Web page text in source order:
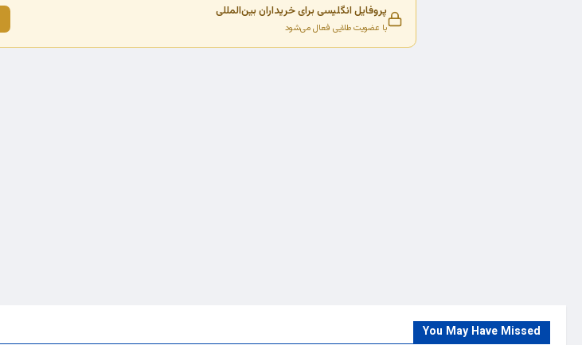
پروفایل انگلیسی برای خریداران بین‌المللی
با عضویت طلایی فعال می‌شود
You May Have Missed